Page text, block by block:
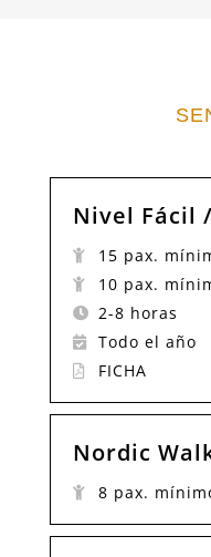
Nivel Fácil
15 pax.
10 pax.
2-8 horas
Todo el año
FICHA
Nordic
8 pax.